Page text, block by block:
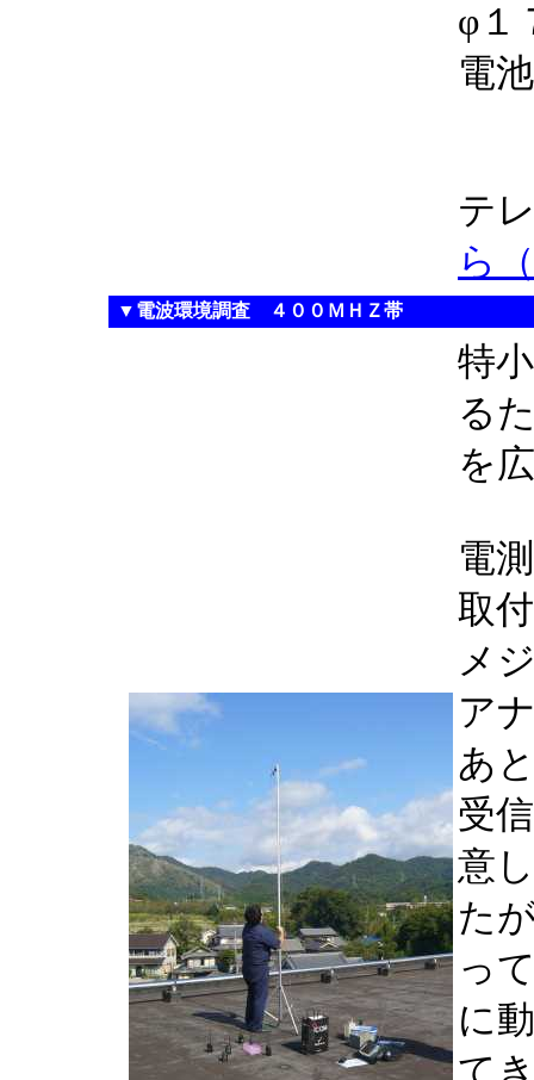
φ
電
テ
ら
▼電波環境調査 ４００ＭＨＺ帯
特
る
を
電
取付
メ
ア
あ
受
意
た
っ
に
て